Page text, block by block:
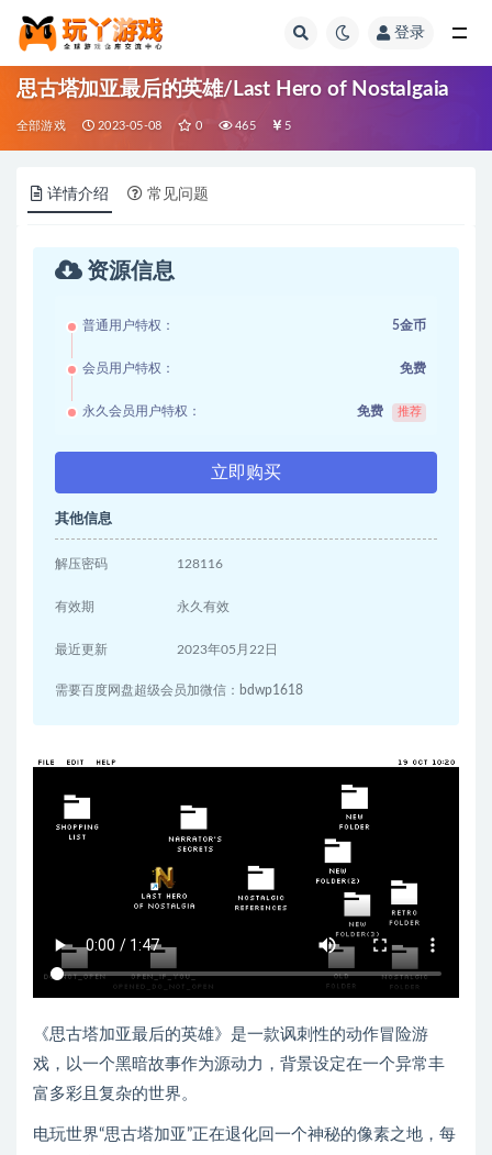
登录
思古塔加亚最后的英雄/Last Hero of Nostalgaia
全部游戏 2023-05-08 0 465 5
详情介绍 常见问题
资源信息
普通用户特权： 5金币
会员用户特权： 免费
永久会员用户特权： 免费 推荐
立即购买
其他信息
解压密码 128116
有效期 永久有效
最近更新 2023年05月22日
需要百度网盘超级会员加微信：bdwp1618
《思古塔加亚最后的英雄》是一款讽刺性的动作冒险游
戏，以一个黑暗故事作为源动力，背景设定在一个异常丰
富多彩且复杂的世界。
电玩世界“思古塔加亚”正在退化回一个神秘的像素之地，每